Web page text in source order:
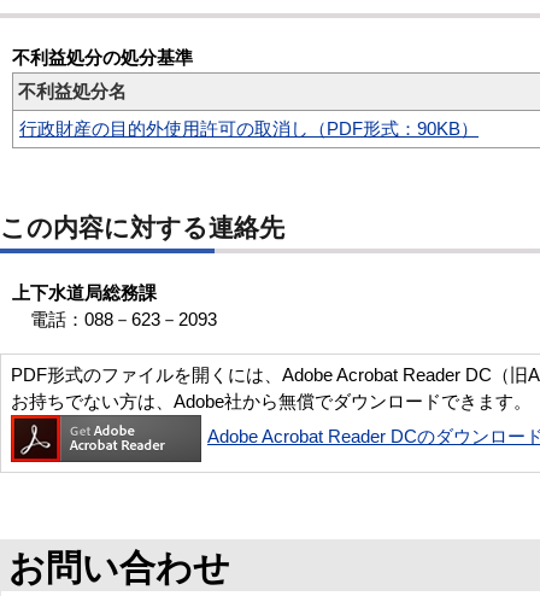
不利益処分の処分基準
不利益処分名
行政財産の目的外使用許可の取消し（PDF形式：90KB）
この内容に対する連絡先
上下水道局総務課
電話：088－623－2093
PDF形式のファイルを開くには、Adobe Acrobat Reader DC（旧
お持ちでない方は、Adobe社から無償でダウンロードできます。
Adobe Acrobat Reader DCのダウンロー
お問い合わせ